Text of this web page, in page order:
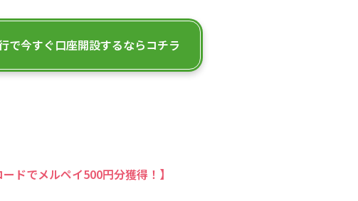
で今すぐ口座開設するならコチラ
ードでメルペイ500円分獲得！】